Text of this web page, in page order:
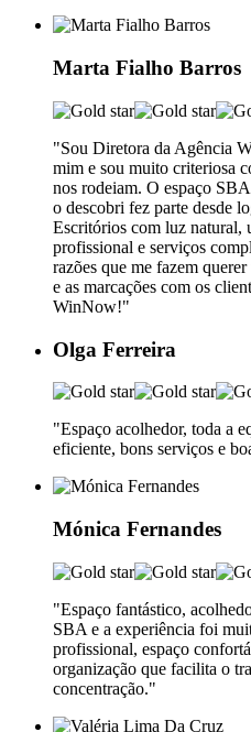
Marta Fialho Barros
"Sou Diretora da Agência
mim e sou muito criteriosa
nos rodeiam. O espaço
o descobri fez parte desde
Escritórios com luz natural,
profissional e serviços
razões que me fazem
e as marcações com os
WinNow!"
Olga Ferreira
"Espaço acolhedor, toda a
eficiente, bons serviços e
Mónica Fernandes
"Espaço fantástico,
SBA e a experiência foi
profissional, espaço
organização que facilita o
concentração."